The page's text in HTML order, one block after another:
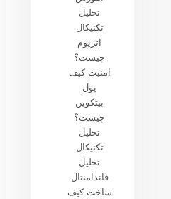
تحلیل
تکنیکال
اتریوم
چیست؟
امنیت کیف
پول
بیتکوین
چیست؟
تحلیل
تکنیکال
تحلیل
فاندامنتال
ساخت کیف